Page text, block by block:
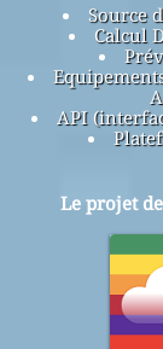
Source
Calcul
API
Le projet